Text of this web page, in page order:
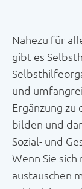
Nahezu für
gibt es
und
Ergänzung
bilden und
Sozial- und
Wenn Sie
austauschen